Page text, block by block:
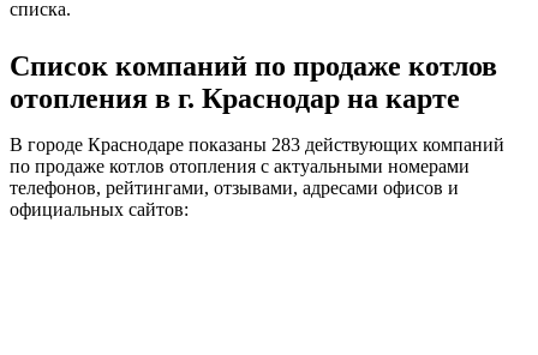
списка.
Список компаний по продаже котлов
отопления в г. Краснодар на карте
В городе Краснодаре показаны 283 действующих компаний
по продаже котлов отопления с актуальными номерами
телефонов, рейтингами, отзывами, адресами офисов и
официальных сайтов: